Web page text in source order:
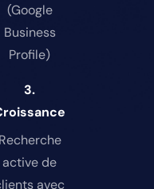
(Google
Business
Profile)
3.
Recherche
active de
avec